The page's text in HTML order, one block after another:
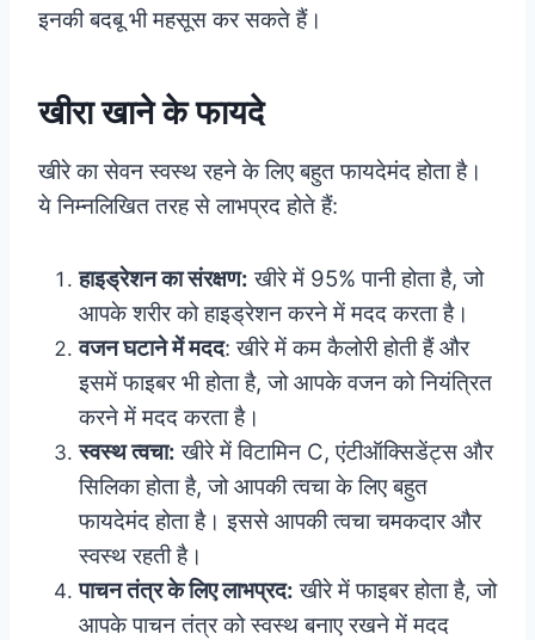
इनकी बदबू भी महसूस कर सकते हैं।
खीरा खाने के फायदे
खीरे का सेवन स्वस्थ रहने के लिए बहुत फायदेमंद होता है।
ये निम्नलिखित तरह से लाभप्रद होते हैं:
हाइड्रेशन का संरक्षण: खीरे में 95% पानी होता है, जो
आपके शरीर को हाइड्रेशन करने में मदद करता है।
वजन घटाने में मदद: खीरे में कम कैलोरी होती हैं और
इसमें फाइबर भी होता है, जो आपके वजन को नियंत्रित
करने में मदद करता है।
स्वस्थ त्वचा: खीरे में विटामिन C, एंटीऑक्सिडेंट्स और
सिलिका होता है, जो आपकी त्वचा के लिए बहुत
फायदेमंद होता है। इससे आपकी त्वचा चमकदार और
स्वस्थ रहती है।
पाचन तंत्र के लिए लाभप्रद: खीरे में फाइबर होता है, जो
आपके पाचन तंत्र को स्वस्थ बनाए रखने में मदद